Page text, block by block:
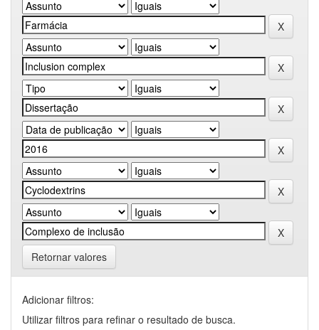
Retornar valores
Adicionar filtros:
Utilizar filtros para refinar o resultado de busca.